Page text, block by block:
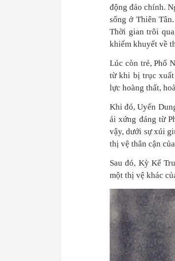
động đảo chính.
sống ở Thiên
Thời gian trôi
khiếm khuyết về
Lúc còn trẻ, Phổ
từ khi bị trục xuất
lực hoàng thất,
Khi đó, Uyển
ái xứng đáng từ
vậy, dưới sự xúi
thị vệ thân cận
Sau đó, Kỳ Kế
một thị vệ khác